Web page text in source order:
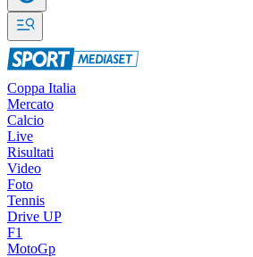
Coppa Italia
Mercato
Calcio
Live
Risultati
Video
Foto
Tennis
Drive UP
F1
MotoGp